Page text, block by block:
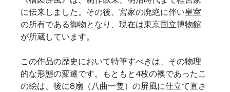
に伝来しました。その後、宮家の廃絶に伴い皇室
の所有である御物となり、現在は東京国立博物館
が所蔵しています。
この作品の歴史において特筆すべきは、その物理
的な形態の変遷です。もともと4枚の襖であったこ
の絵は、後に8扇（八曲一隻）の屏風に仕立て直さ